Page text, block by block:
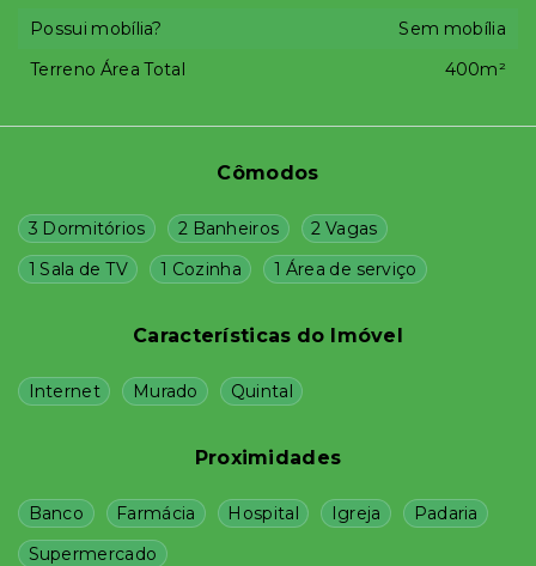
Cômodos
3 Dormitórios 2 Banheiros
2 Vagas
1 Sala de TV
1 Cozinha 1 Área de serviço
Características do Imóvel
Internet Murado Quintal
Proximidades
Banco Farmácia Hospital Igreja
Padaria
Supermercado
Possui mobília?
Sem mobília
Terreno Área Total
400m²